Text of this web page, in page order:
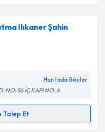
için randevu
bu uzmandan randevu
e-posta ile
ilişkinAydınlatma
Ilıkaner Şahin
Haritada Göster
NO: 56 İÇ KAPI NO: 6
Talep Et